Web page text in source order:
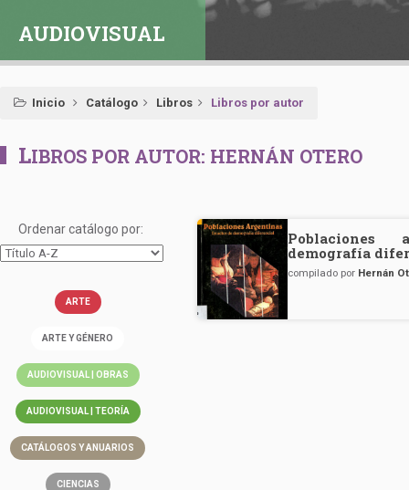
AUDIOVISUAL
Inicio Catálogo Libros Libros por autor
LIBROS POR AUTOR: HERNÁN OTERO
Ordenar catálogo por:
ARTE
ARTE Y GÉNERO
AUDIOVISUAL | OBRAS
AUDIOVISUAL | TEORÍA
CATÁLOGOS Y ANUARIOS
CIENCIAS
Poblaciones
demografía
compilado por Hernán